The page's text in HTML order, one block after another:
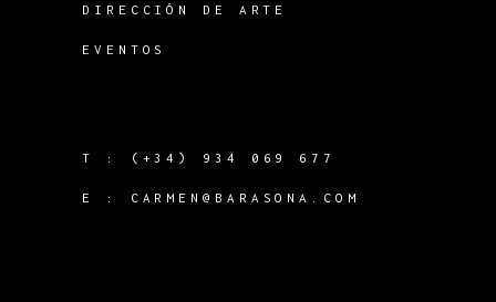
DIRECCIÓN DE ARTE
EVENTOS
T : (+34) 934 069 677
E : CARMEN@BARASONA.COM